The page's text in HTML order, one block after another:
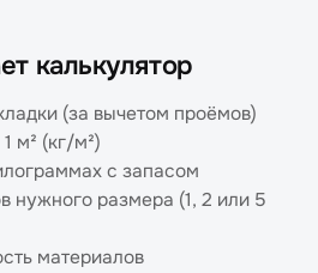
калькулятор
(за вычетом проёмов)
м² (кг/м²)
с запасом
нужного размера (1, 2 или 5
материалов